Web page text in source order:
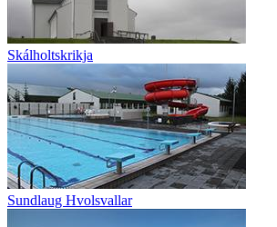
Skálholtskrikja
Sundlaug Hvolsvallar